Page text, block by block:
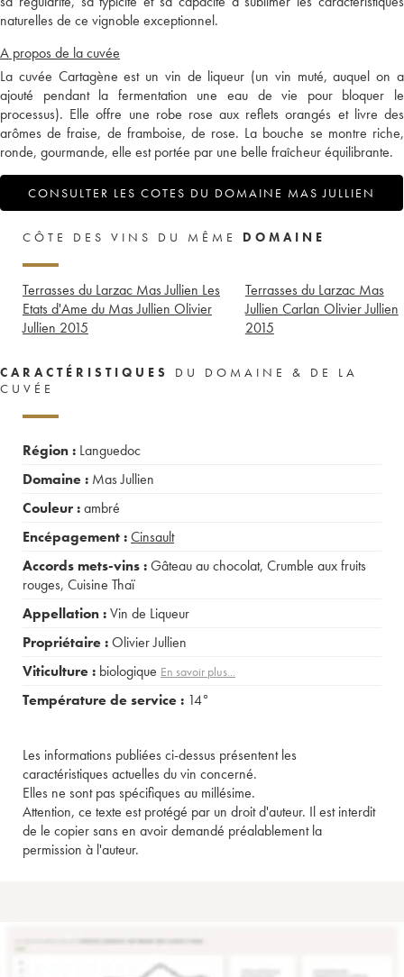
naturelles de ce vignoble exceptionnel.
A propos de la cuvée
La cuvée Cartagène est un vin de liqueur (un vin muté, auquel on a
ajouté pendant la fermentation une eau de vie pour bloquer le
processus). Elle offre une robe rose aux reflets orangés et livre des
arômes de fraise, de framboise, de rose. La bouche se montre riche,
ronde, gourmande, elle est portée par une belle fraîcheur équilibrante.
CONSULTER LES COTES DU DOMAINE MAS JULLIEN
CÔTE DES VINS DU MÊME DOMAINE
Terrasses du Larzac Mas Jullien Les
Etats d'Ame du Mas Jullien Olivier
Jullien 2015
Terrasses du Larzac Mas
Jullien Carlan Olivier Jullien
2015
CARACTÉRISTIQUES
DU DOMAINE & DE LA
CUVÉE
Région : Languedoc
Domaine : Mas Jullien
Couleur :ambré
Encépagement :Cinsault
Accords mets-vins :Gâteau au chocolat, Crumble aux fruits
rouges, Cuisine Thaï
Appellation :Vin de Liqueur
Propriétaire :Olivier Jullien
Viticulture : biologique En savoir plus...
Température de service : 14°
Les informations publiées ci-dessus présentent les
caractéristiques actuelles du vin concerné.
Elles ne sont pas spécifiques au millésime.
Attention, ce texte est protégé par un droit d'auteur. Il est interdit
de le copier sans en avoir demandé préalablement la
permission à l'auteur.